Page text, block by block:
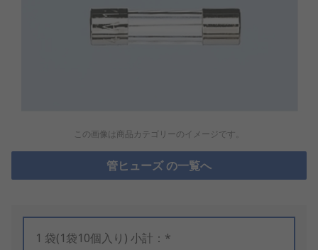
この画像は商品カテゴリーのイメージです。
管ヒューズ の一覧へ
1 袋(1袋10個入り) 小計：*